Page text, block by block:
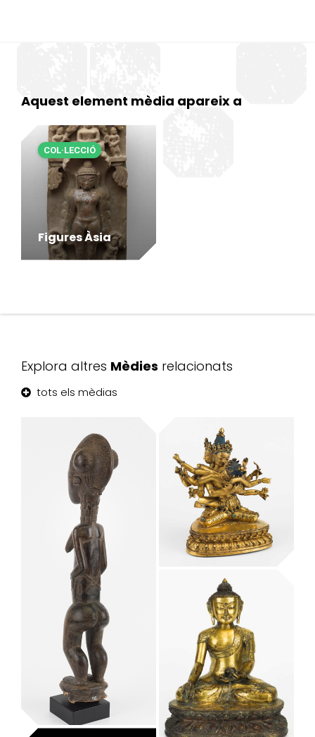
Aquest element mèdia apareix a
Figures Àsia
COL·LECCIÓ
Explora altres Mèdies relacionats
tots els mèdias
Guhyasamaja
Manjuvajra i la
seva consort
Vidyadhara
Museu Etnològic i de Cultures del Món